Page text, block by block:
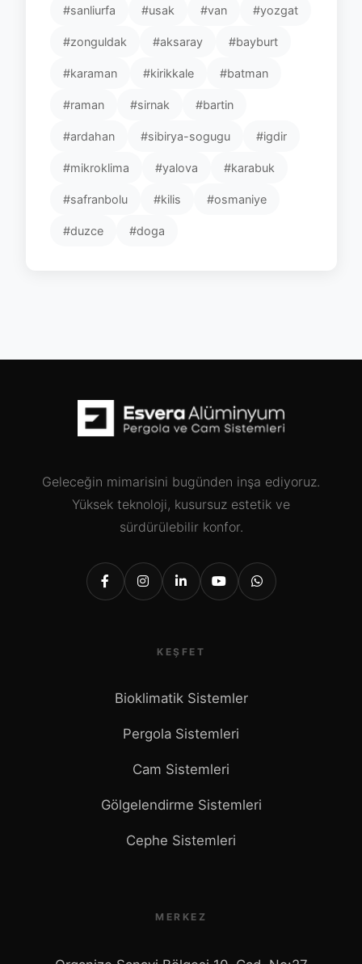
#sanliurfa #usak #van #yozgat
#zonguldak #aksaray #bayburt
#karaman #kirikkale #batman
#raman #sirnak #bartin
#ardahan #sibirya-sogugu #igdir
#mikroklima #yalova #karabuk
#safranbolu #kilis #osmaniye
#duzce #doga
Geleceğin mimarisini bugünden inşa ediyoruz.
Yüksek teknoloji, kusursuz estetik ve
sürdürülebilir konfor.
KEŞFET
Bioklimatik Sistemler
Pergola Sistemleri
Cam Sistemleri
Gölgelendirme Sistemleri
Cephe Sistemleri
MERKEZ